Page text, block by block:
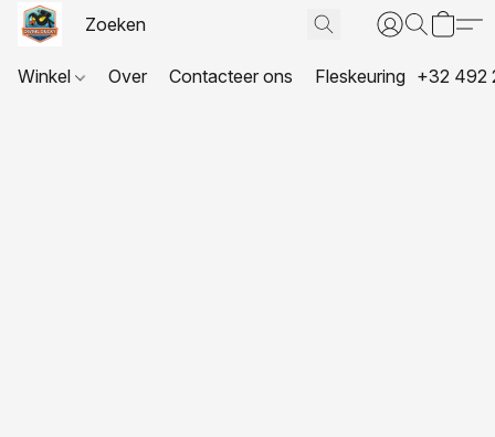
Winkel Over Contacteer ons Fleskeuring +32 492